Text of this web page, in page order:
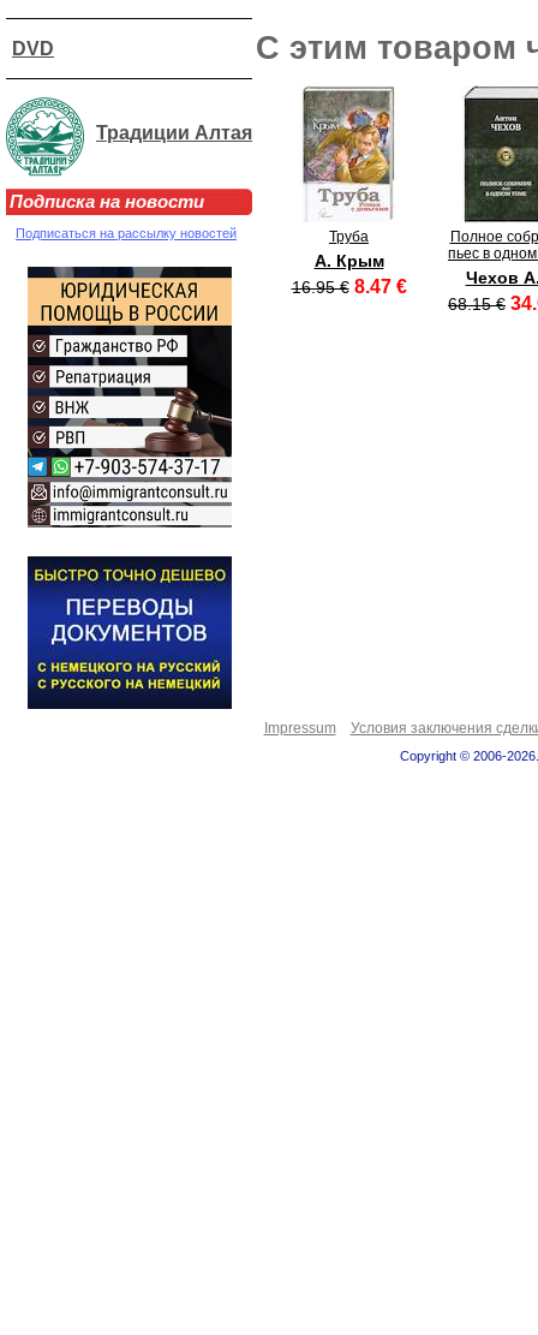
DVD
Традиции Алтая
Подписка на новости
Подписаться на рассылку новостей
С этим товаром
Труба
А. Крым
16.95 € 8.47 €
Полное
пьес в
Чехов
68.15 €
Impressum Условия заключения
Copyright © 2006-